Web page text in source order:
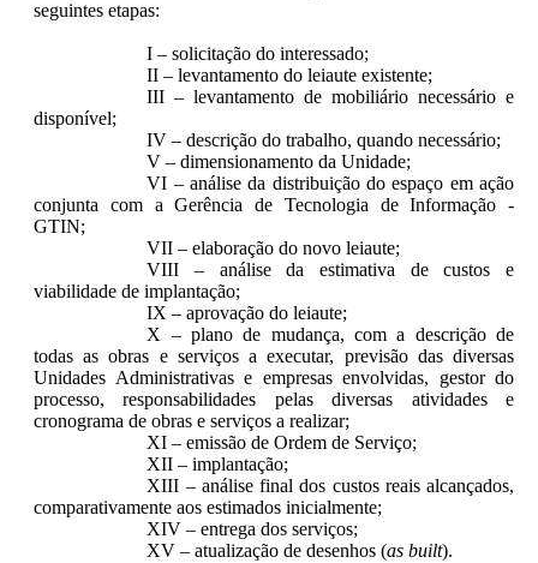
seguintes etapas:
I – solicitação do interessado;
II – levantamento do leiaute existente;
III – levantamento de mobiliário necessário e
disponível;
IV – descrição do trabalho, quando necessário;
V – dimensionamento da Unidade;
VI – análise da distribuição do espaço em ação
conjunta com a Gerência de Tecnologia de Informação -
GTIN;
VII – elaboração do novo leiaute;
VIII – análise da estimativa de custos e
viabilidade de implantação;
IX – aprovação do leiaute;
X – plano de mudança, com a descrição de
todas as obras e serviços a executar, previsão das diversas
Unidades Administrativas e empresas envolvidas, gestor do
processo, responsabilidades pelas diversas atividades e
cronograma de obras e serviços a realizar;
XI – emissão de Ordem de Serviço;
XII – implantação;
XIII – análise final dos custos reais alcançados,
comparativamente aos estimados inicialmente;
XIV – entrega dos serviços;
XV – atualização de desenhos (as built).